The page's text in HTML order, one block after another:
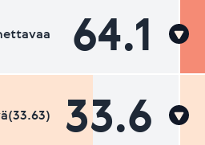
64.1
33.6